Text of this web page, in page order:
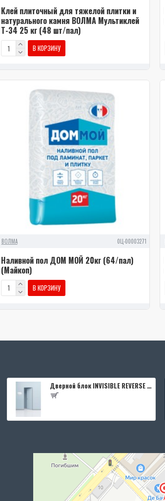
Клей плиточный для тяжелой плитки и
натурального камня ВОЛМА Мультиклей
Т-34 25 кг (48 шт/пал)
В КОРЗИНУ
ВОЛМА 0Ц-00003271
Наливной пол ДОМ МОЙ 20кг (64/пал)
(Майкоп)
В КОРЗИНУ
Дверной блок INVISIBLE REVERSE 0Z 2000*600 (190) L кромка 4 стор. Black Edition (2 петли) Eclipse